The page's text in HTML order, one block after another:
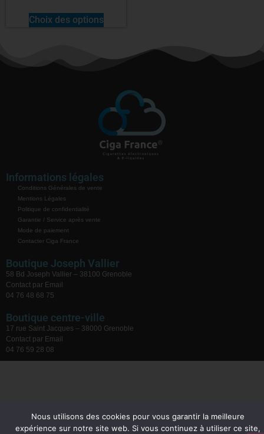
Choix des options
Informations légales
Conditions Générales de vente
Mentions Légales
Politique de confidentialité
Garantie / Service après vente
Mode de paiement
Contacter Ciga France
Boutique Joseph Vallier
58 Bd Joseph Vallier – 38100 Grenoble
Contact par Email
04 76 48 68 75
Boutique centre-ville
17 rue Saint Jacques – 38000 Grenoble
Contact par Email
04 76 59 28 08
Nous utilisons des cookies pour vous garantir la meilleure
expérience sur notre site web. Si vous continuez à utiliser ce site,